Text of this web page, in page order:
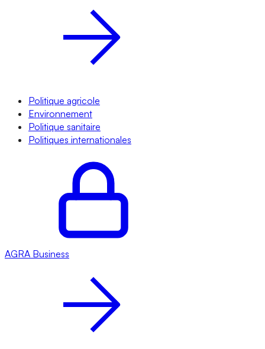
Politique agricole
Environnement
Politique sanitaire
Politiques internationales
AGRA Business